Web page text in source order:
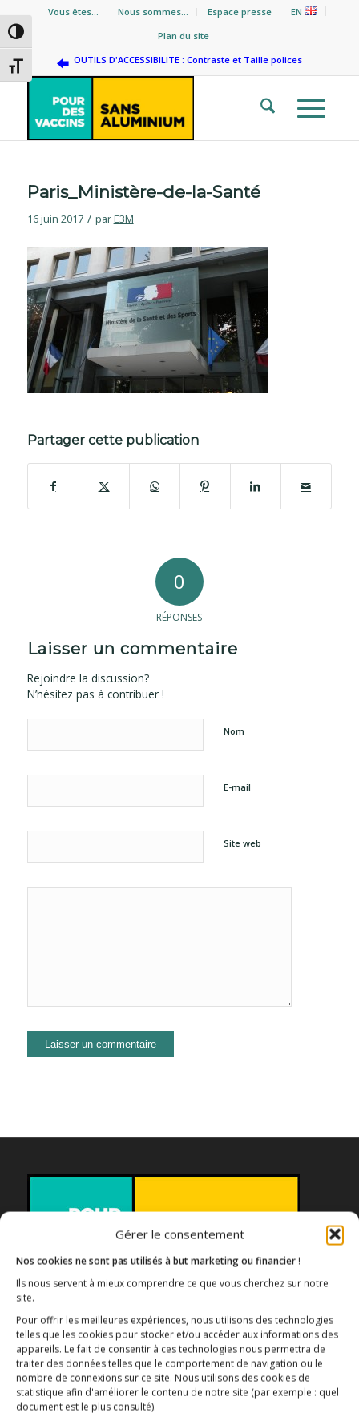
Gérer le consentement
Nos cookies ne sont pas utilisés à but marketing ou financier !
Ils nous servent à mieux comprendre ce que vous cherchez sur notre
site.
Pour offrir les meilleures expériences, nous utilisons des technologies
telles que les cookies pour stocker et/ou accéder aux informations des
appareils. Le fait de consentir à ces technologies nous permettra de
traiter des données telles que le comportement de navigation ou le
nombre de connexions sur ce site. Nous utilisons des cookies de
statistique afin d'améliorer le contenu de notre site (par exemple : quel
document est le plus consulté).
Passer en contraste élevé
Changer la taille de la police
Vous êtes… Nous sommes… Espace presse
EN
Plan du site
OUTILS D'ACCESSIBILITE : Contraste et Taille polices
Paris_Ministère-de-la-Santé
16 juin 2017 / parE3M
Partager cette publication
0
RÉPONSES
Laisser un commentaire
Rejoindre la discussion?
N’hésitez pas à contribuer !
Nom
E-mail
Site web
Association E3M
Qui sommes-nous ? AIDEZ-NOUS !